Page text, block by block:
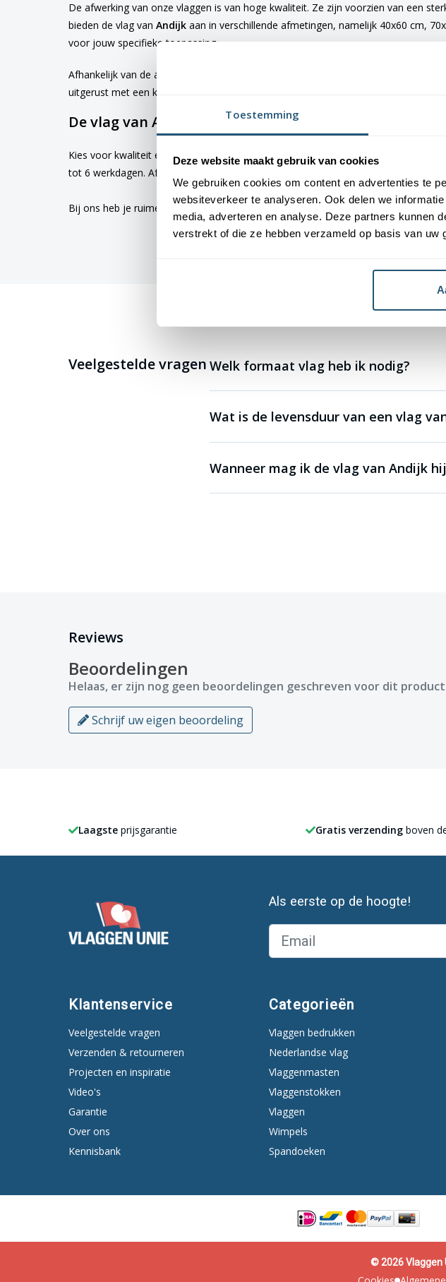
Toestemming
Deze website maakt gebruik van cookies
We gebruiken cookies om content en advertenties te
websiteverkeer te analyseren. Ook delen we
media, adverteren en analyse. Deze partners kunnen
verstrekt of die ze hebben verzameld op basis van uw
De afwerking van onze vlaggen is van hoge kwaliteit. Ze zijn voorzien van een
bieden de vlag van Andijk aan in verschillende afmetingen, namelijk 40x60 cm,
voor jouw specifieke toepassing
Afhankelijk van de afmetingen die je kiest, worden de vlaggen voorzien van
uitgerust met een koord en lusje, terwijl de grotere maten van 150x225 cm en
De vlag van Andijk bestellen
Kies voor kwaliteit en betrouwbaarheid met vlaggen van Vlaggen Unie. Alle
tot 6 werkdagen. Afhankelijk van de locatie hebben vlaggen een gemiddelde
Bij ons heb je ruime keus uitvlaggen. Altijd met de hoogste kwaliteit
Veelgestelde vragen Welk formaat vlag heb ik nodig?
Wat is de levensduur van een vlag
Wanneer mag ik de vlag van Andijk
Reviews
Beoordelingen
Helaas, er zijn nog geen beoordelingen geschreven voor dit
Schrijf uw eigen beoordeling
Laagste prijsgarantie Gratis verzending boven
Als eerste op de hoogte!
Klantenservice
Veelgestelde vragen
Verzenden & retourneren
Projecten en inspiratie
Video's
Garantie
Over ons
Kennisbank
Categorieën
Vlaggen bedrukken
Nederlandse vlag
Vlaggenmasten
Vlaggenstokken
Vlaggen
Wimpels
Spandoeken
© 2026 Vlaggen